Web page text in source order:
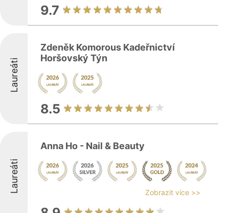
9.7
Laureáti
Zdeněk Komorous Kadeřnictví
Horšovský Týn
8.5
Laureáti
Anna Ho - Nail & Beauty
Zobrazit více >>